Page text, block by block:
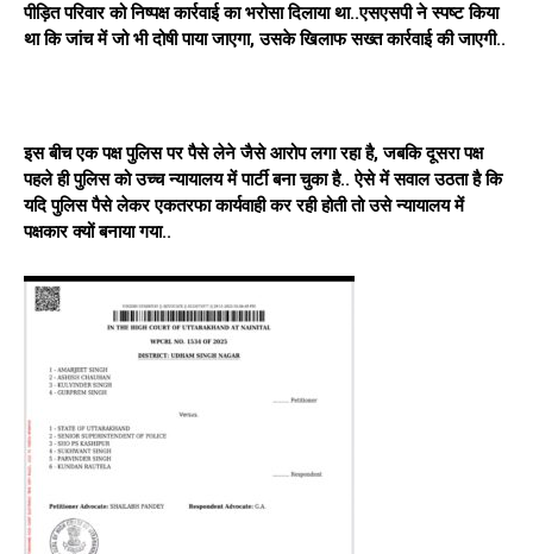
पीड़ित परिवार को निष्पक्ष कार्रवाई का भरोसा दिलाया था..एसएसपी ने स्पष्ट किया
था कि जांच में जो भी दोषी पाया जाएगा, उसके खिलाफ सख्त कार्रवाई की जाएगी..
इस बीच एक पक्ष पुलिस पर पैसे लेने जैसे आरोप लगा रहा है, जबकि दूसरा पक्ष
पहले ही पुलिस को उच्च न्यायालय में पार्टी बना चुका है.. ऐसे में सवाल उठता है कि
यदि पुलिस पैसे लेकर एकतरफा कार्यवाही कर रही होती तो उसे न्यायालय में
पक्षकार क्यों बनाया गया..